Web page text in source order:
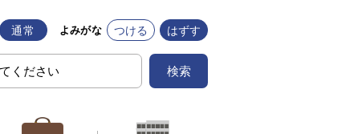
通常 よみがな つける はずす
検索